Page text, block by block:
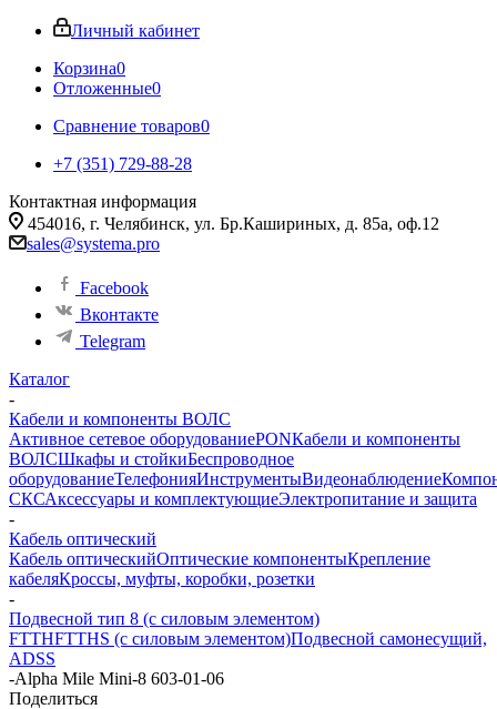
Личный кабинет
Корзина0
Отложенные0
Сравнение товаров0
+7 (351) 729-88-28
Контактная информация
454016, г. Челябинск, ул. Бр.Кашириных, д. 85а, оф.12
sales@systema.pro
Facebook
Вконтакте
Telegram
Каталог
-
Кабели и компоненты ВОЛС
Активное сетевое оборудованиеPONКабели и компоненты
ВОЛСШкафы и стойкиБеспроводное
оборудованиеТелефонияИнструментыВидеонаблюдение
СКСАксессуары и комплектующиеЭлектропитание и защита
-
Кабель оптический
Кабель оптическийОптические компонентыКрепление
кабеляКроссы, муфты, коробки, розетки
-
Подвесной тип 8 (с силовым элементом)
FTTHFTTHS (с силовым элементом)Подвесной самонесущий,
ADSS
-Alpha Mile Mini-8 603-01-06
Поделиться